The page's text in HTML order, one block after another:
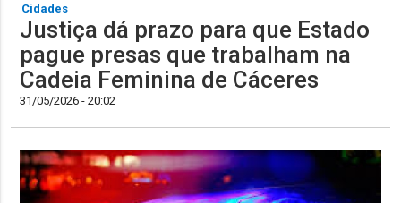
Cidades
Justiça dá prazo para que Estado
pague presas que trabalham na
Cadeia Feminina de Cáceres
31/05/2026 - 20:02